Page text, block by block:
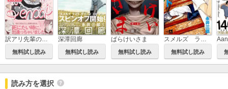
訳アリ先輩の彼女になりました
無料試し読み
深潭回廊
無料試し読み
ばらけいさま
無料試し読み
スメルズ ライク グリーン スピリット
無料試し読み
読み方を選択